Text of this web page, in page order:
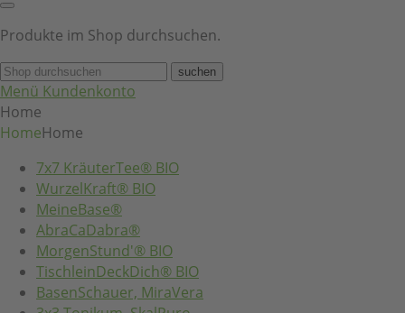
Produkte im Shop durchsuchen.
suchen
Menü Kundenkonto
Home
HomeHome
7x7 KräuterTee® BIO
WurzelKraft® BIO
MeineBase®
AbraCaDabra®
MorgenStund'® BIO
TischleinDeckDich® BIO
BasenSchauer, MiraVera